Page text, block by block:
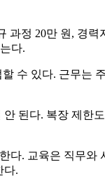
정 20만 원, 경
다.
수 있다. 근무는
된다. 복장 제한
. 교육은 직무
다.